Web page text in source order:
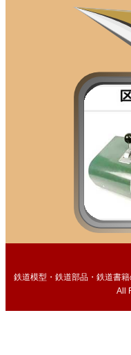
鉄道模型・鉄道部品・鉄道書
All